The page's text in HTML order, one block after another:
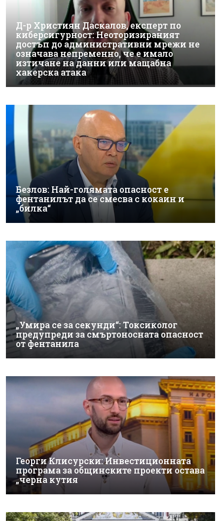
Д-р Християн Даскалов, експерт по
киберсигурност: Неоторизираният
достъп до административни мрежи не
означава непременно, че е имало
изтичане на данни или мащабна
хакерска атака
Безлов: Най-голямата опасност е
фентанилът да се смесва с кокаин и
„билка“
„Умира се за секунди“: Токсиколог
предупреди за смъртоносната опасност
от фентанила
Георги Клисурски: Инвестиционната
програма за общинските проекти остава
„черна кутия